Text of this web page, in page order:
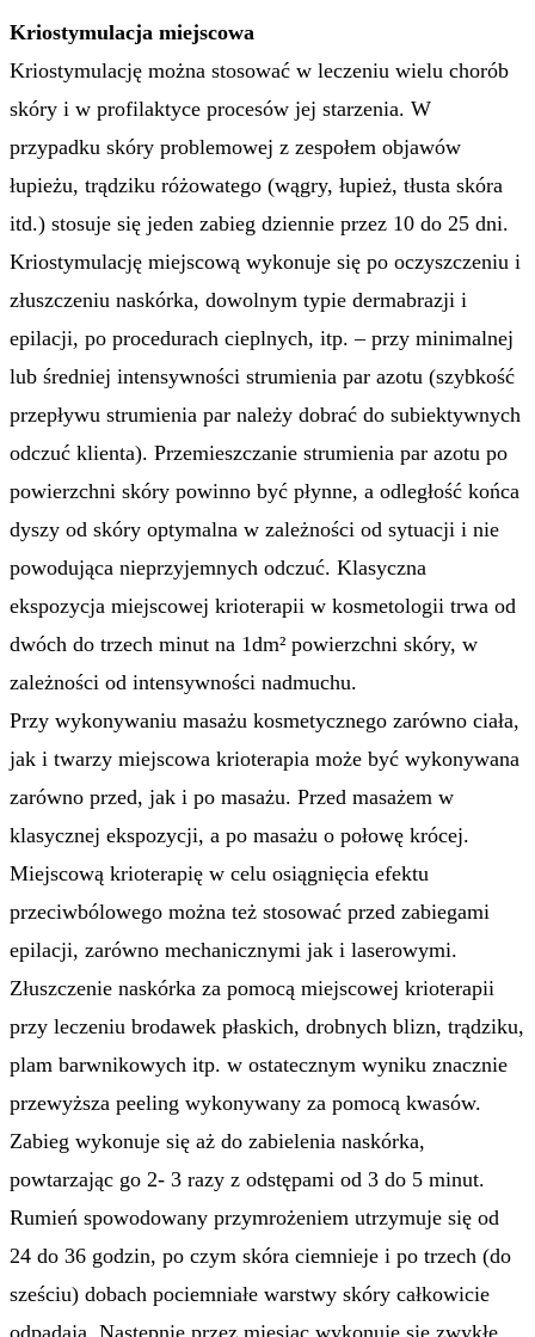
Kriostymulacja miejscowa
Kriostymulację można stosować w leczeniu wielu chorób
skóry i w profilaktyce procesów jej starzenia. W
przypadku skóry problemowej z zespołem objawów
łupieżu, trądziku różowatego (wągry, łupież, tłusta skóra
itd.) stosuje się jeden zabieg dziennie przez 10 do 25 dni.
Kriostymulację miejscową wykonuje się po oczyszczeniu i
złuszczeniu naskórka, dowolnym typie dermabrazji i
epilacji, po procedurach cieplnych, itp. – przy minimalnej
lub średniej intensywności strumienia par azotu (szybkość
przepływu strumienia par należy dobrać do subiektywnych
odczuć klienta). Przemieszczanie strumienia par azotu po
powierzchni skóry powinno być płynne, a odległość końca
dyszy od skóry optymalna w zależności od sytuacji i nie
powodująca nieprzyjemnych odczuć. Klasyczna
ekspozycja miejscowej krioterapii w kosmetologii trwa od
dwóch do trzech minut na 1dm² powierzchni skóry, w
zależności od intensywności nadmuchu.
Przy wykonywaniu masażu kosmetycznego zarówno ciała,
jak i twarzy miejscowa krioterapia może być wykonywana
zarówno przed, jak i po masażu. Przed masażem w
klasycznej ekspozycji, a po masażu o połowę krócej.
Miejscową krioterapię w celu osiągnięcia efektu
przeciwbólowego można też stosować przed zabiegami
epilacji, zarówno mechanicznymi jak i laserowymi.
Złuszczenie naskórka za pomocą miejscowej krioterapii
przy leczeniu brodawek płaskich, drobnych blizn, trądziku,
plam barwnikowych itp. w ostatecznym wyniku znacznie
przewyższa peeling wykonywany za pomocą kwasów.
Zabieg wykonuje się aż do zabielenia naskórka,
powtarzając go 2- 3 razy z odstępami od 3 do 5 minut.
Rumień spowodowany przymrożeniem utrzymuje się od
24 do 36 godzin, po czym skóra ciemnieje i po trzech (do
sześciu) dobach pociemniałe warstwy skóry całkowicie
odpadają. Następnie przez miesiąc wykonuje się zwykłe